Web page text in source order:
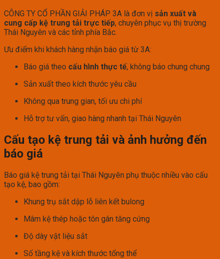
CÔNG TY CỔ PHẦN GIẢI PHÁP 3A là đơn vị sản xuất và
cung cấp kệ trung tải trực tiếp, chuyên phục vụ thị trường
Thái Nguyên và các tỉnh phía Bắc.
Ưu điểm khi khách hàng nhận báo giá từ 3A:
Báo giá theo cấu hình thực tế, không báo chung chung
Sản xuất theo kích thước yêu cầu
Không qua trung gian, tối ưu chi phí
Hỗ trợ tư vấn, giao hàng nhanh tại Thái Nguyên
Cấu tạo kệ trung tải và ảnh hưởng đến
báo giá
Báo giá kệ trung tải tại Thái Nguyên phụ thuộc nhiều vào cấu
tạo kệ, bao gồm:
Khung trụ sắt dập lỗ liên kết bulong
Mâm kệ thép hoặc tôn gân tăng cứng
Độ dày vật liệu sắt
Số tầng kệ và kích thước tổng thể